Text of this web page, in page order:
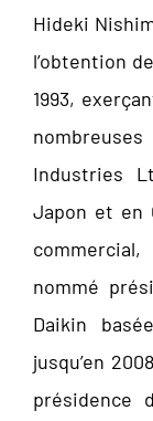
Hideki
l’obtention
1993,
Industries
Japon et en
nommé
Daikin
jusqu’en
présidence